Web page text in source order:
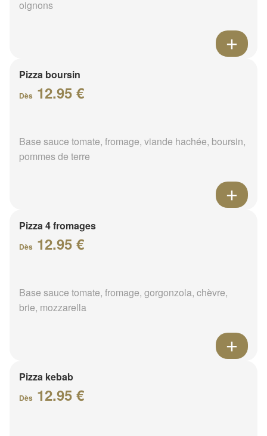
oignons
Pizza boursin
Dès 12.95 €
Base sauce tomate, fromage, viande hachée, boursin,
pommes de terre
Pizza 4 fromages
Dès 12.95 €
Base sauce tomate, fromage, gorgonzola, chèvre,
brie, mozzarella
Pizza kebab
Dès 12.95 €